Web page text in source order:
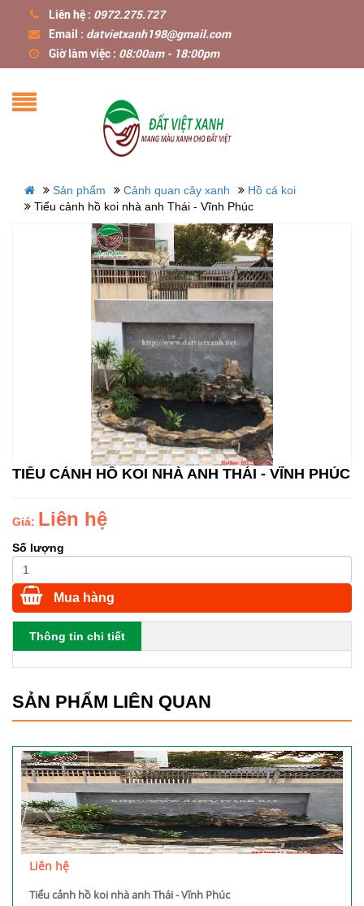
Liên hệ : 0972.275.727
Email : datvietxanh198@gmail.com
Giờ làm việc : 08:00am - 18:00pm
Sản phẩm Cảnh quan cây xanh
Hồ cá koi
Tiểu cảnh hồ koi nhà anh Thái - Vĩnh Phúc
TIỂU CẢNH HỒ KOI NHÀ ANH THÁI - VĨNH PHÚC
Giá: Liên hệ
Số lượng
Mua hàng
Thông tin chi tiết
SẢN PHẨM LIÊN QUAN
Liên hệ
Tiểu cảnh hồ koi nhà anh Thái - Vĩnh Phúc